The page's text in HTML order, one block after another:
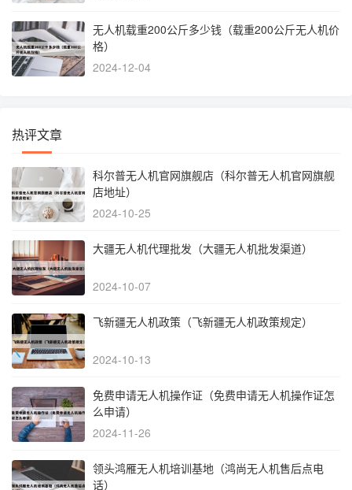
无人机载重200公斤多少钱（载重200公斤无人机价
格）
2024-12-04
热评文章
科尔普无人机官网旗舰店（科尔普无人机官网旗舰
店地址）
2024-10-25
大疆无人机代理批发（大疆无人机批发渠道）
2024-10-07
飞新疆无人机政策（飞新疆无人机政策规定）
2024-10-13
免费申请无人机操作证（免费申请无人机操作证怎
么申请）
2024-11-26
领头鸿雁无人机培训基地（鸿尚无人机售后点电
话）